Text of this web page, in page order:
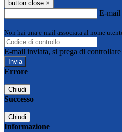
button close ×
E-mail
Non hai una e-mail associata al nome
E-mail inviata, si prega di
Errore
Chiudi
Successo
Chiudi
Informazione